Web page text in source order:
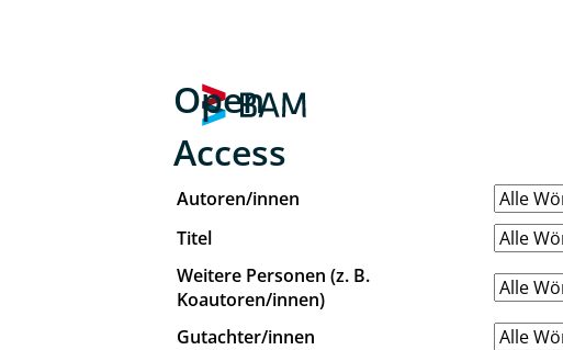
Open
Access
Autoren/innen
Titel
Weitere Personen (z. B.
Koautoren/innen)
Gutachter/innen